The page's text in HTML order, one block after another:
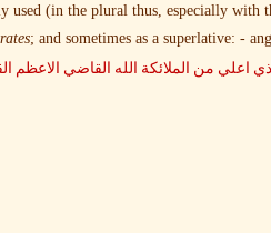
used (in the plural thus, especially with
; and sometimes as a superlative: -
اعلي من الملائكة الله القاضي الاعظم